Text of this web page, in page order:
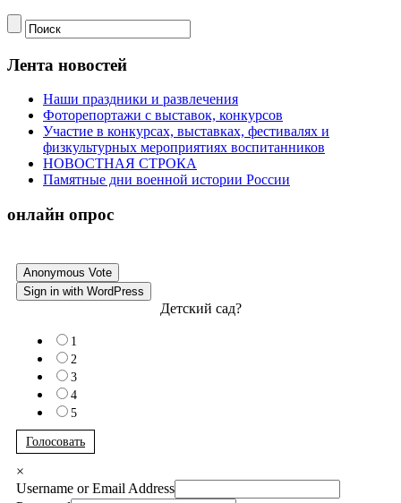
Лента новостей
Наши праздники и развлечения
Фоторепортажи с выставок, конкурсов
Участие в конкурсах, выставках, фестивалях и
физкультурных мероприятиях воспитанников
НОВОСТНАЯ СТРОКА
Памятные дни военной истории России
онлайн опрос
Anonymous Vote
Sign in with WordPress
Детский сад?
1
2
3
4
5
Голосовать
×
Username or Email Address